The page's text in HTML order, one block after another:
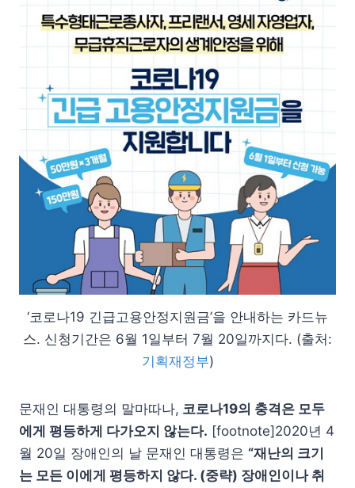
‘코로나19 긴급고용안정지원금’을 안내하는 카드뉴
스. 신청기간은 6월 1일부터 7월 20일까지다. (출처:
기획재정부)
문재인 대통령의 말마따나, 코로나19의 충격은 모두
에게 평등하게 다가오지 않는다. [footnote]2020년 4
월 20일 장애인의 날 문재인 대통령은 “재난의 크기
는 모든 이에게 평등하지 않다. (중략) 장애인이나 취